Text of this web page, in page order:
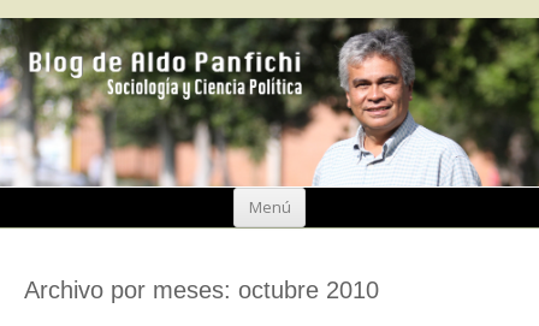
Menú
Ir
Archivo por meses: octubre 2010